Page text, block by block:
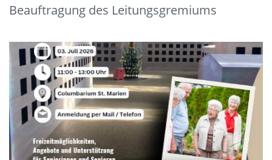
Beauftragung des Leitungsgremiums